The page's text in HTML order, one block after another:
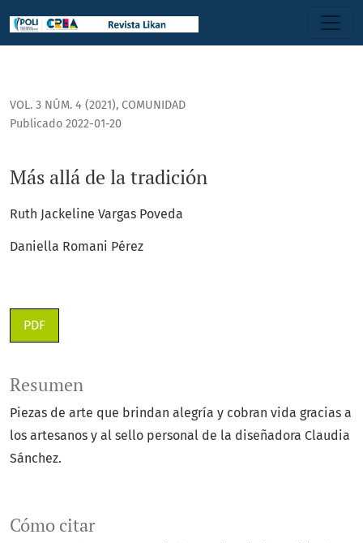
VOL. 3 NÚM. 4 (2021), COMUNIDAD
Más allá de la tradición
Publicado 2022-01-20
Ruth Jackeline Vargas Poveda
Daniella Romani Pérez
PDF
Cómo citar
Resumen
Piezas de arte que brindan alegría y cobran vida gracias a
los artesanos y al sello personal de la diseñadora Claudia
Sánchez.